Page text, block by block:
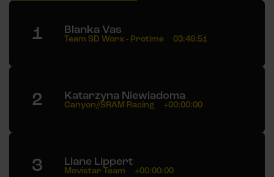
1 Blanka Vas
Team SD Worx - Protime 03:46:51
2 Katarzyna Niewiadoma
Canyon//SRAM Racing +00:00:00
3 Liane Lippert
Movistar Team +00:00:00